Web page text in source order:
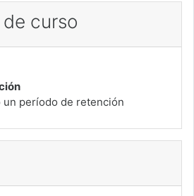
curso
un período de retención